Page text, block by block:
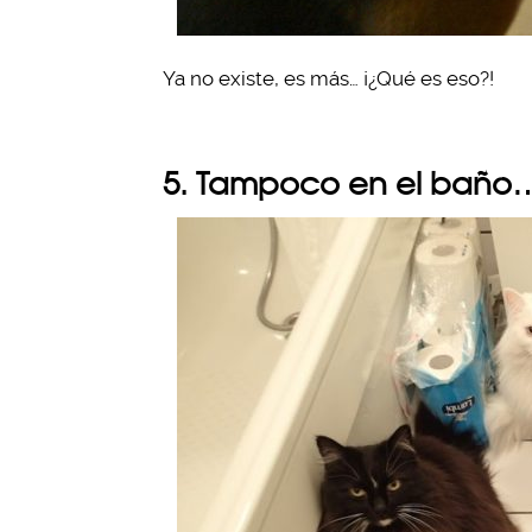
Ya no existe, es más… ¡¿Qué es eso?!
5. Tampoco en el